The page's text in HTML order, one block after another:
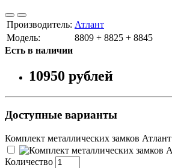
Производитель: Атлант
Модель:
8809 + 8825 + 8845
Есть в наличии
10950 рублей
Доступные варианты
Комплект металлических замков Атлант
Количество